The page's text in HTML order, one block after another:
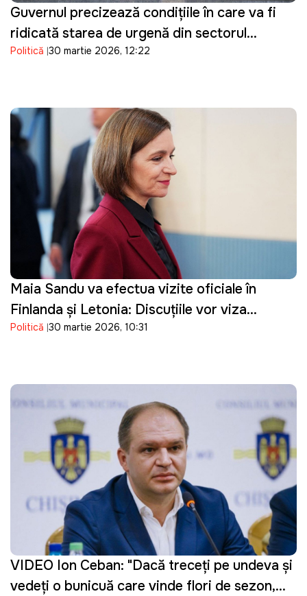
Guvernul precizează condițiile în care va fi
ridicată starea de urgență din sectorul
energetic
Politică 30 martie 2026, 12:22
Maia Sandu va efectua vizite oficiale în
Finlanda și Letonia: Discuțiile vor viza
parcursul european al Republicii Moldova
Politică 30 martie 2026, 10:31
VIDEO Ion Ceban: "Dacă treceți pe undeva și
vedeți o bunicuță care vinde flori de sezon,